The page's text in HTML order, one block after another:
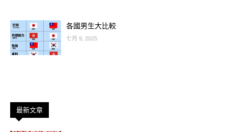
各國男生大比較
七月 9, 2025
最新文章